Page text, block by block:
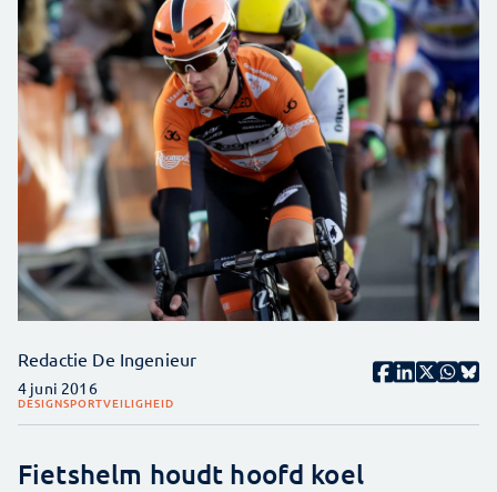
Redactie De Ingenieur
4 juni 2016
DESIGNSPORTVEILIGHEID
Fietshelm houdt hoofd koel